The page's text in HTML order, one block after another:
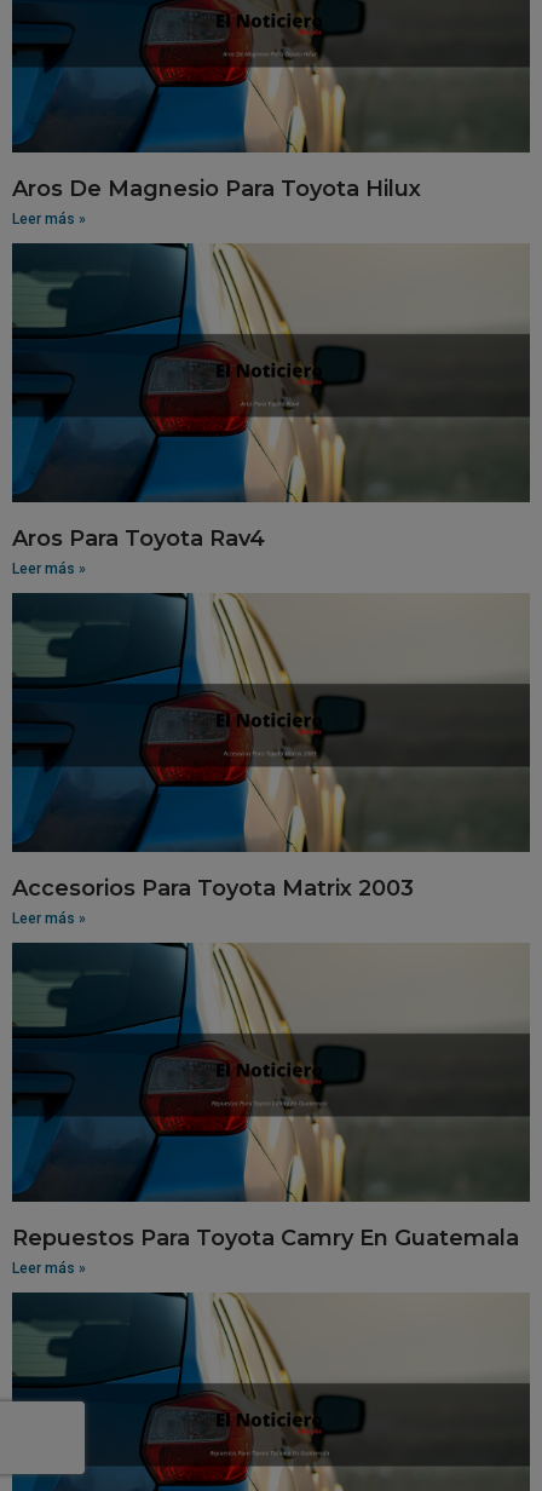
Aros De Magnesio Para Toyota Hilux
Leer más »
Aros Para Toyota Rav4
Leer más »
Accesorios Para Toyota Matrix 2003
Leer más »
Repuestos Para Toyota Camry En Guatemala
Leer más »